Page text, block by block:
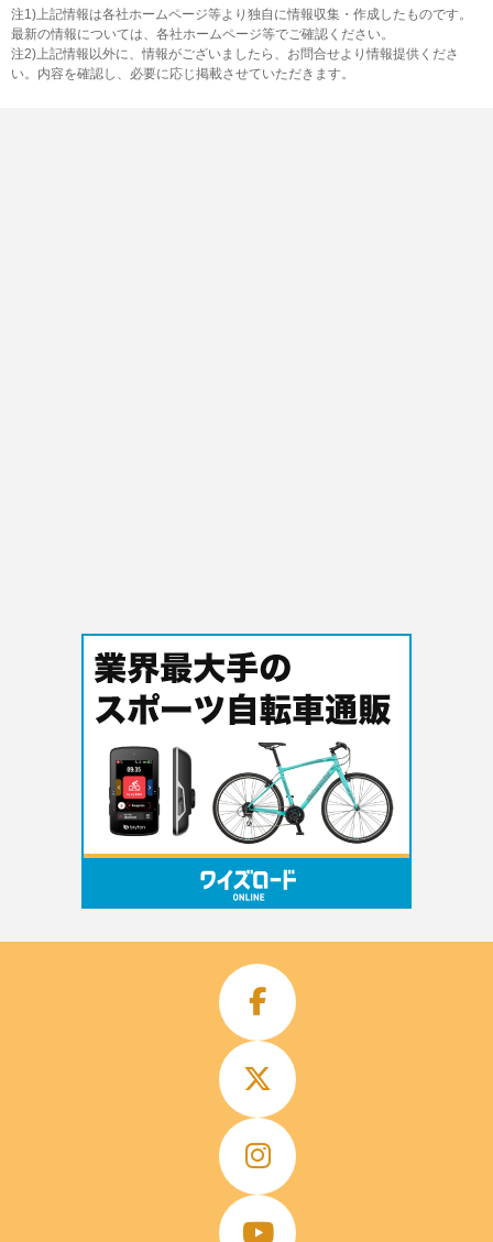
注1)上記情報は各社ホームページ等より独自に情報収集・作成したものです。
最新の情報については、各社ホームページ等でご確認ください。
注2)上記情報以外に、情報がございましたら、お問合せより情報提供くださ
い。内容を確認し、必要に応じ掲載させていただきます。